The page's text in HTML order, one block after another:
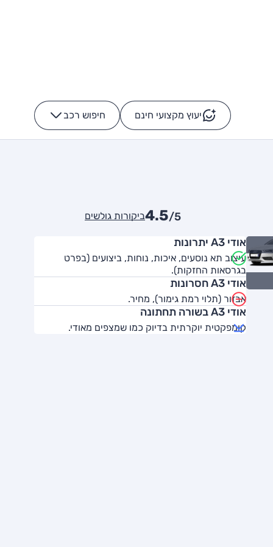
יעוץ מקצועי חינם חיפוש רכב -
4.5/5 ביקורות גולשים
אודי A3 יתרונות
עיצוב תא נוסעים, איכות, נוחות, ביצועים (בפרט
בגרסאות החזקות).
אודי A3 חסרונות
אבזור (תלוי רמת גימור), מחיר.
אודי A3 בשורה תחתונה
קומפקטית יוקרתית בדיוק כמו שמצפים מאודי.